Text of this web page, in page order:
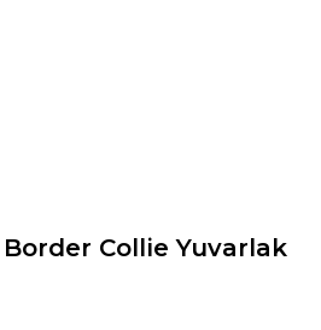
Collie Yuvarlak